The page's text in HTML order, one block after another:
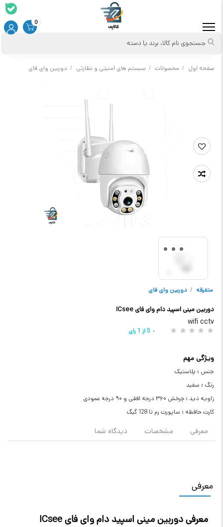
جستجوی نام کالا، برند یا دسته
0
صفحه اول / محصولات / سیستم های امنیتی و نظارتی / دوربین وای فای
متفرقه / دوربین وای فای
دوربین مینی اسپید دام وای فای ICsee
wifi cctv
5از 1رای
ویژگی مهم
جنس : پلاستیک
رنگ : سفید
زاویه دید : چرخش ۳۶۰ درجه افقی و ۹۰ درجه عمودی
کارت حافظه : ساپورت رم تا 128 گیگ
معرفی مشخصات دیدگاه شما
معرفی
معرفی دوربین مینی اسپید دام وای فای ICsee